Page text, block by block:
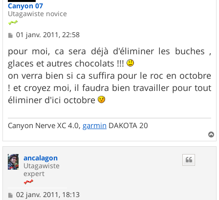
Canyon 07
Utagawiste novice
M
s
s
a
g
e
01 janv. 2011, 22:58
pour moi, ca sera déjà d'éliminer les buches ,
glaces et autres chocolats !!!
on verra bien si ca suffira pour le roc en octobre
! et croyez moi, il faudra bien travailler pour tout
éliminer d'ici octobre
Canyon Nerve XC 4.0, garmin DAKOTA 20
a
ancalagon
Utagawiste
expert
M
02 janv. 2011, 18:13